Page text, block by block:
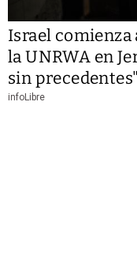
Israel
la UNRWA en
sin precedentes"
infoLibre